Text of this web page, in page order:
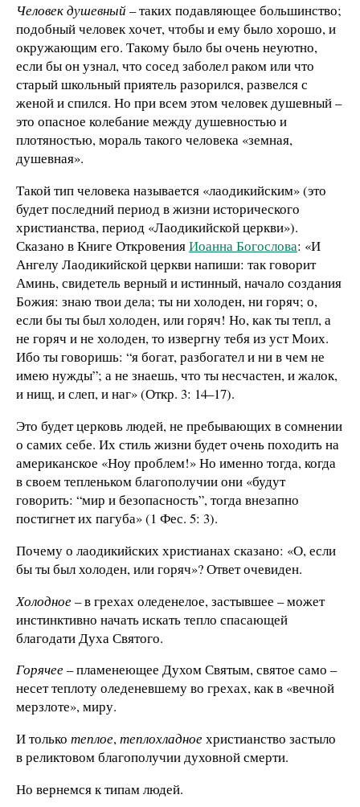
Человек душевный– таких подавляющее большинство;
подобный человек хочет, чтобы и ему было хорошо, и
окружающим его. Такому было бы очень неуютно,
если бы он узнал, что сосед заболел раком или что
старый школьный приятель разорился, развелся с
женой и спился. Но при всем этом человек душевный –
это опасное колебание между душевностью и
плотяностью, мораль такого человека «земная,
душевная».
Такой тип человека называется «лаодикийским» (это
будет последний период в жизни исторического
христианства, период «Лаодикийской церкви»).
Сказано в Книге ОткровенияИоанна Богослова: «И
Ангелу Лаодикийской церкви напиши: так говорит
Аминь, свидетель верный и истинный, начало создания
Божия: знаю твои дела; ты ни холоден, ни горяч; о,
если бы ты был холоден, или горяч! Но, как ты тепл, а
не горяч и не холоден, то извергну тебя из уст Моих.
Ибо ты говоришь: “я богат, разбогател и ни в чем не
имею нужды”; а не знаешь, что ты несчастен, и жалок,
и нищ, и слеп, и наг» (Откр. 3: 14–17).
Это будет церковь людей, не пребывающих в сомнении
о самих себе. Их стиль жизни будет очень походить на
американское «Ноу проблем!» Но именно тогда, когда
в своем тепленьком благополучии они «будут
говорить: “мир и безопасность”, тогда внезапно
постигнет их пагуба» (1 Фес. 5: 3).
Почему о лаодикийских христианах сказано: «О, если
бы ты был холоден, или горяч»? Ответ очевиден.
Холодное– в грехах оледенелое, застывшее – может
инстинктивно начать искать тепло спасающей
благодати Духа Святого.
Горячее– пламенеющее Духом Святым, святое само –
несет теплоту оледеневшему во грехах, как в «вечной
мерзлоте», миру.
И только теплое,теплохладноехристианство застыло
в реликтовом благополучии духовной смерти.
Но вернемся к типам людей.